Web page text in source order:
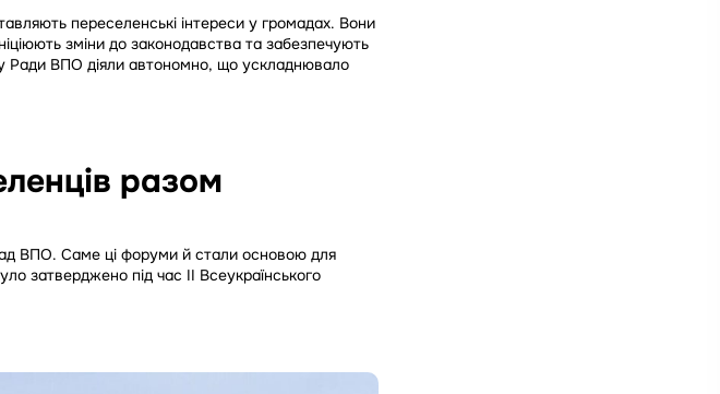
переселенські інтереси у громадах. Вони
зміни до законодавства та забезпечують
Ради ВПО діяли автономно, що ускладнювало
разом
ВПО. Саме ці форуми й стали основою для
затверджено під час II Всеукраїнського